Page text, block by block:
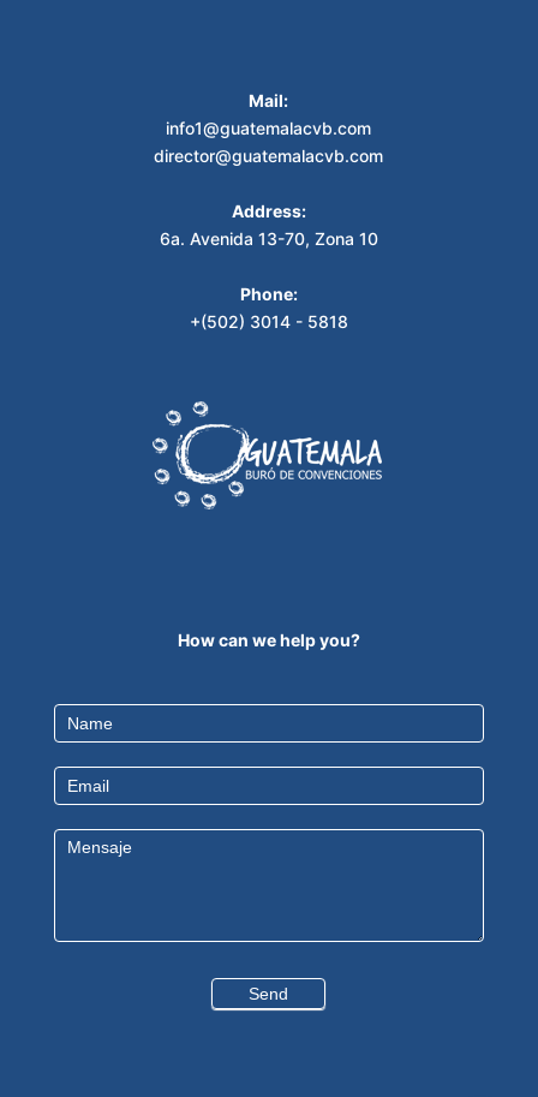
Mail:
info1@guatemalacvb.com
director@guatemalacvb.com
Address:
6a. Avenida 13-70, Zona 10
Phone:
+(502) 3014 - 5818
How can we help you?
Contact
Us
EN
Send